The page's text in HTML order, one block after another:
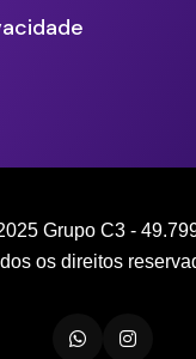
Grupo C3 -
os direitos